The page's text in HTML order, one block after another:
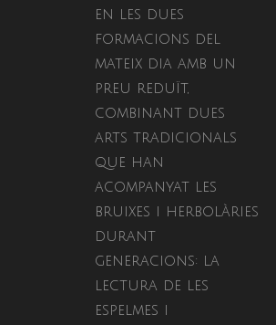
en les dues
formacions del
mateix dia amb un
preu reduït,
combinant dues
arts tradicionals
que han
acompanyat les
bruixes i herbolàries
durant
generacions: la
lectura de les
espelmes i